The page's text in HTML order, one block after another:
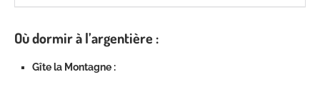
Où dormir à l’argentière :
Gîte la Montagne :